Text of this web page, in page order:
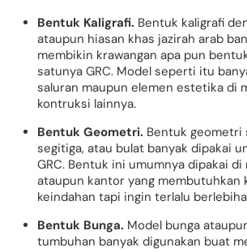
Bentuk Kaligrafi. Bentuk kaligrafi
ataupun hiasan khas jazirah arab
membikin krawangan apa pun
satunya GRC. Model seperti itu
saluran maupun elemen estetika di
kontruksi lainnya.
Bentuk Geometri. Bentuk geometri
segitiga, atau bulat banyak dipakai
GRC. Bentuk ini umumnya dipakai
ataupun kantor yang membutuhkan
keindahan tapi ingin terlalu
Bentuk Bunga. Model bunga
tumbuhan banyak digunakan buat